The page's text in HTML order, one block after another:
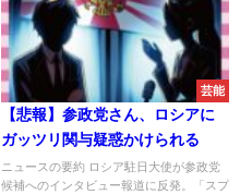
芸能
【悲報】参政党さん、ロシアに
ガッツリ関与疑惑かけられる
ニュースの要約 ロシア駐日大使が参政党
候補へのインタビュー報道に反発。「スプ